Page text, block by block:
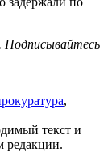
Подписывайтесь
,
текст и
редакции.